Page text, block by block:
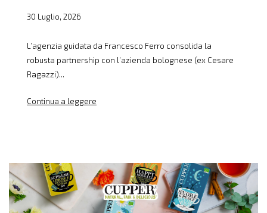
30 Luglio, 2026
L’agenzia guidata da Francesco Ferro consolida la
robusta partnership con l’azienda bolognese (ex Cesare
Ragazzi)...
Continua a leggere